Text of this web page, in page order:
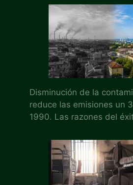
Disminución de la
reduce las emisiones un
1990. Las razones del